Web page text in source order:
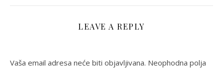
LEAVE A REPLY
Vaša email adresa neće biti objavljivana. Neophodna polja